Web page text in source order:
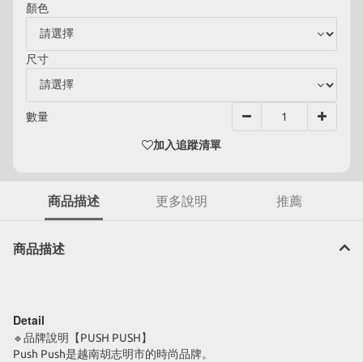
顏色
尺寸
數量
加入追蹤清單
商品描述 更多說明 推薦
商品描述
Detail
🔹品牌說明【PUSH PUSH】
Push Push是越南胡志明市的時尚品牌。